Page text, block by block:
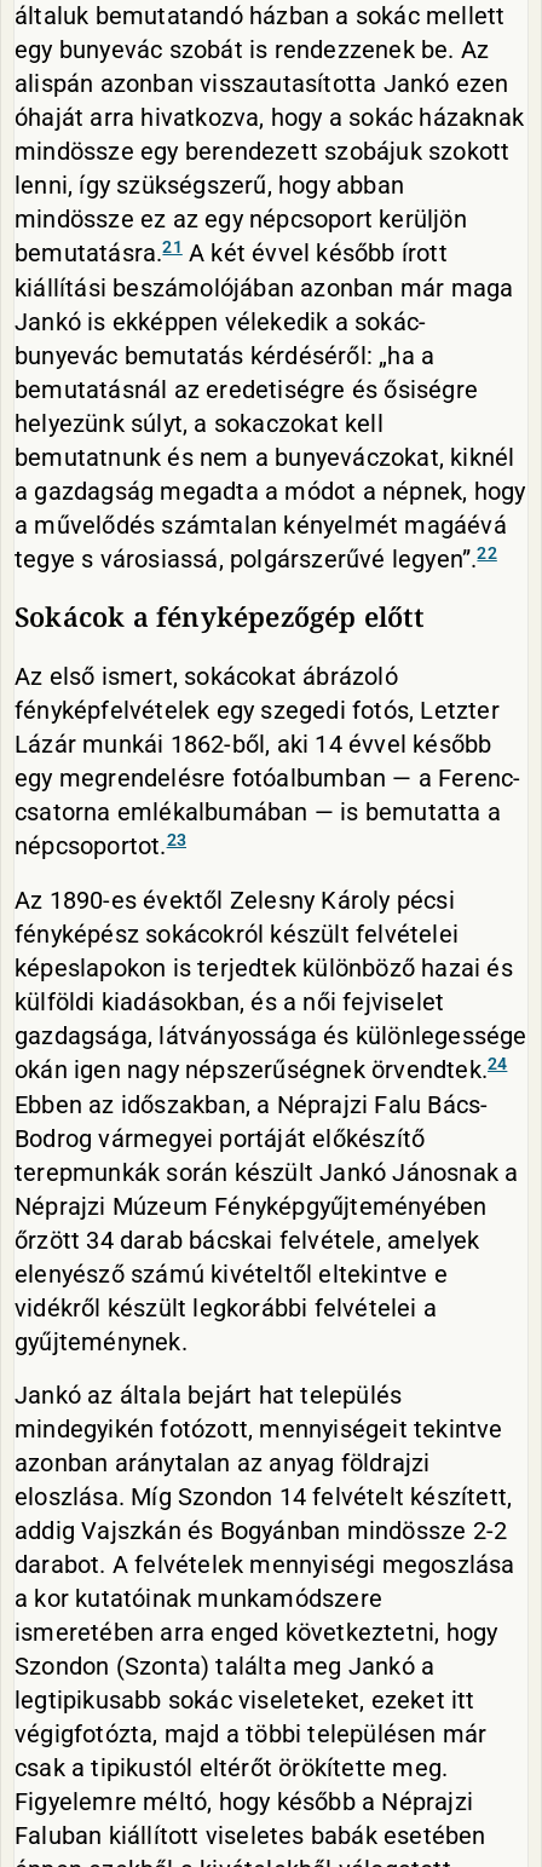
általuk bemutatandó házban a sokác mellett
egy bunyevác szobát is rendezzenek be. Az
alispán azonban visszautasította Jankó ezen
óhaját arra hivatkozva, hogy a sokác házaknak
mindössze egy berendezett szobájuk szokott
lenni, így szükségszerű, hogy abban
mindössze ez az egy népcsoport kerüljön
bemutatásra.21A két évvel később írott
kiállítási beszámolójában azonban már maga
Jankó is ekképpen vélekedik a sokác-
bunyevác bemutatás kérdéséről: „ha a
bemutatásnál az eredetiségre és ősiségre
helyezünk súlyt, a sokaczokat kell
bemutatnunk és nem a bunyeváczokat, kiknél
a gazdagság megadta a módot a népnek, hogy
a művelődés számtalan kényelmét magáévá
tegye s városiassá, polgárszerűvé legyen”.22
Sokácok a fényképezőgép előtt
Az első ismert, sokácokat ábrázoló
fényképfelvételek egy szegedi fotós, Letzter
Lázár munkái 1862-ből, aki 14 évvel később
egy megrendelésre fotóalbumban — a Ferenc-
csatorna emlékalbumában — is bemutatta a
népcsoportot.23
Az 1890-es évektől Zelesny Károly pécsi
fényképész sokácokról készült felvételei
képeslapokon is terjedtek különböző hazai és
külföldi kiadásokban, és a női fejviselet
gazdagsága, látványossága és különlegessége
okán igen nagy népszerűségnek örvendtek.24
Ebben az időszakban, a Néprajzi Falu Bács-
Bodrog vármegyei portáját előkészítő
terepmunkák során készült Jankó Jánosnak a
Néprajzi Múzeum Fényképgyűjteményében
őrzött 34 darab bácskai felvétele, amelyek
elenyésző számú kivételtől eltekintve e
vidékről készült legkorábbi felvételei a
gyűjteménynek.
Jankó az általa bejárt hat település
mindegyikén fotózott, mennyiségeit tekintve
azonban aránytalan az anyag földrajzi
eloszlása. Míg Szondon 14 felvételt készített,
addig Vajszkán és Bogyánban mindössze 2-2
darabot. A felvételek mennyiségi megoszlása
a kor kutatóinak munkamódszere
ismeretében arra enged következtetni, hogy
Szondon (Szonta) találta meg Jankó a
legtipikusabb sokác viseleteket, ezeket itt
végigfotózta, majd a többi településen már
csak a tipikustól eltérőt örökítette meg.
Figyelemre méltó, hogy később a Néprajzi
Faluban kiállított viseletes babák esetében